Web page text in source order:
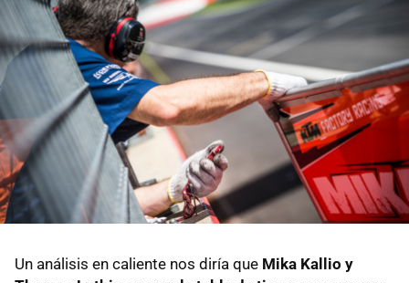
Un análisis en caliente nos diría que Mika Kallio y